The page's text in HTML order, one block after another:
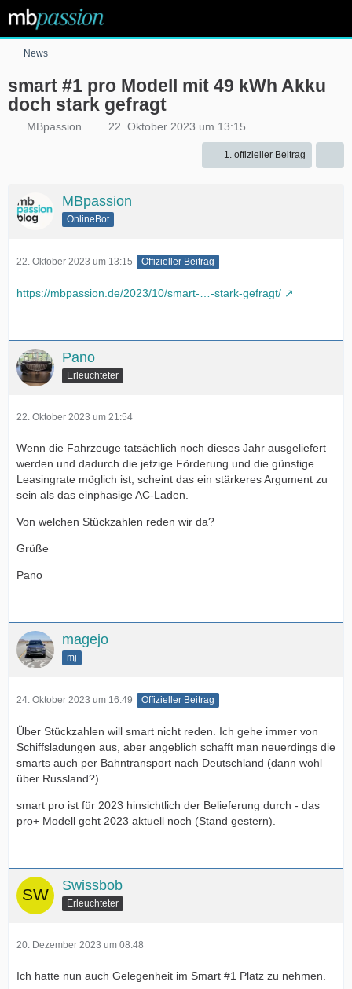
News
smart #1 pro Modell mit 49 kWh Akku
doch stark gefragt
MBpassion 22. Oktober 2023 um 13:15
1. offizieller Beitrag
MBpassion
OnlineBot
22. Oktober 2023 um 13:15 Offizieller Beitrag
https://mbpassion.de/2023/10/smart-…-stark-gefragt/
Pano
Erleuchteter
22. Oktober 2023 um 21:54
Wenn die Fahrzeuge tatsächlich noch dieses Jahr ausgeliefert
werden und dadurch die jetzige Förderung und die günstige
Leasingrate möglich ist, scheint das ein stärkeres Argument zu
sein als das einphasige AC-Laden.
Von welchen Stückzahlen reden wir da?
Grüße
Pano
magejo
mj
24. Oktober 2023 um 16:49 Offizieller Beitrag
Über Stückzahlen will smart nicht reden. Ich gehe immer von
Schiffsladungen aus, aber angeblich schafft man neuerdings die
smarts auch per Bahntransport nach Deutschland (dann wohl
über Russland?).
smart pro ist für 2023 hinsichtlich der Belieferung durch - das
pro+ Modell geht 2023 aktuell noch (Stand gestern).
Swissbob
Erleuchteter
20. Dezember 2023 um 08:48
Ich hatte nun auch Gelegenheit im Smart #1 Platz zu nehmen.